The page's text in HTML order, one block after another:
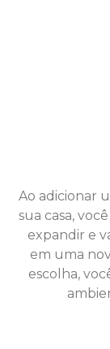
Ao adicionar
sua casa,
expandir e
em uma
escolha,